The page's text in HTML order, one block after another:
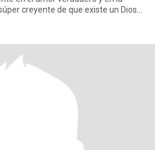
creyente de que existe un Dios